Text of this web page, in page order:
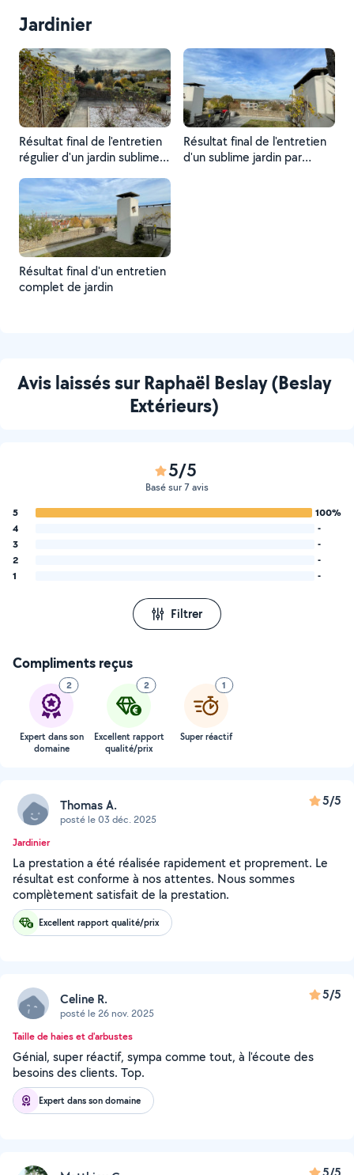
Jardinier
Résultat final de l'entretien
régulier d'un jardin sublime
Résultat final de l'entretien
d'un sublime jardin par
Résultat final d'un entretien
complet de jardin
Avis laissés sur Raphaël Beslay (Beslay
Extérieurs)
5/5
Basé sur 7 avis
5
100%
4
-
3
-
2
-
1
-
Filtrer
Compliments reçus
2
Expert dans son
domaine
2
Excellent rapport
qualité/prix
1
Super réactif
Thomas A.
posté le 03 déc. 2025
5/5
Jardinier
La prestation a été réalisée rapidement et proprement. Le
résultat est conforme à nos attentes. Nous sommes
complètement satisfait de la prestation.
Excellent rapport qualité/prix
Celine R.
posté le 26 nov. 2025
5/5
Taille de haies et d'arbustes
Génial, super réactif, sympa comme tout, à l'écoute des
besoins des clients. Top.
Expert dans son domaine